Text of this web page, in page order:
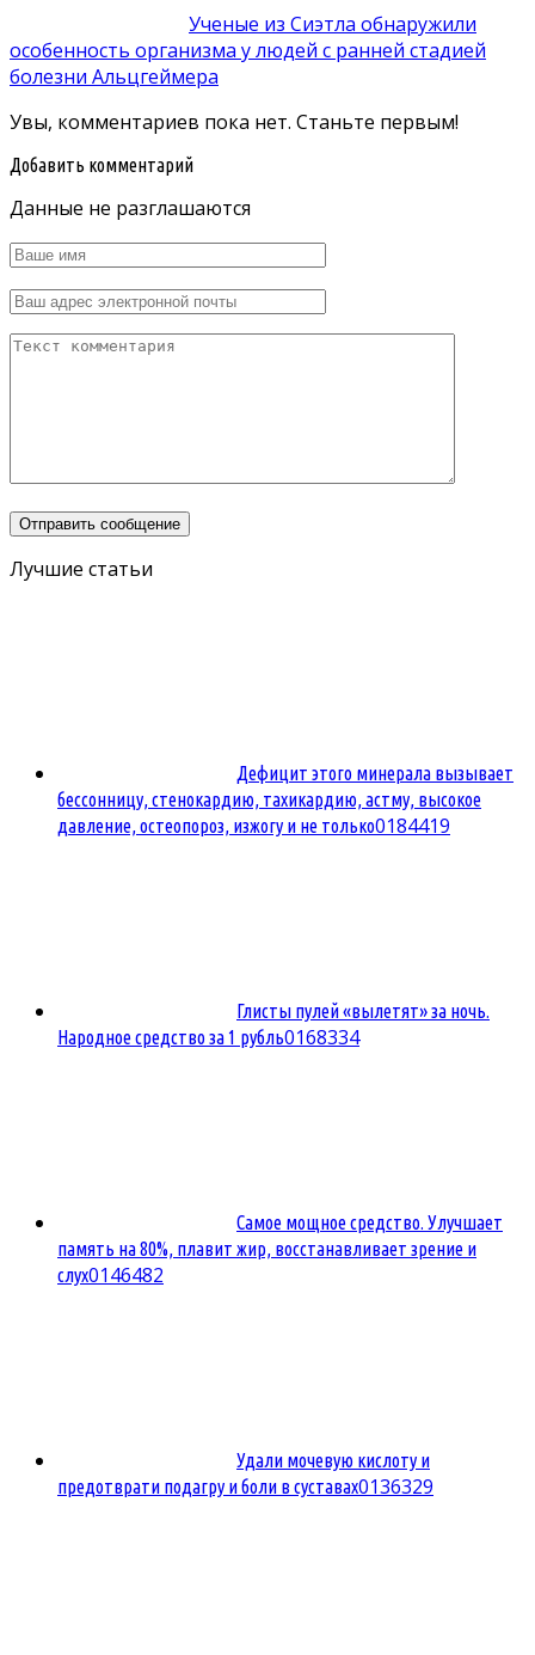
Ученые из Сиэтла обнаружили
особенность организма у людей с ранней стадией
болезни Альцгеймера
Увы, комментариев пока нет. Станьте первым!
Добавить комментарий
Данные не разглашаются
Лучшие статьи
Дефицит этого минерала вызывает
бессонницу, стенокардию, тахикардию, астму, высокое
давление, остеопороз, изжогу и не только0184419
Глисты пулей «вылетят» за ночь.
Народное средство за 1 рубль0168334
Самое мощное средство. Улучшает
память на 80%, плавит жир, восстанавливает зрение и
слух0146482
Удали мочевую кислоту и
предотврати подагру и боли в суставах0136329